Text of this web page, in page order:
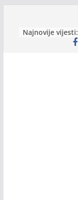
content
Najnovije vijesti: